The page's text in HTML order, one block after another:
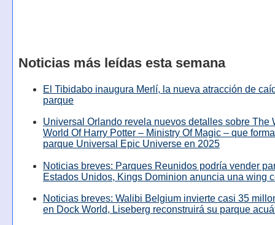
Noticias más leídas esta semana
El Tibidabo inaugura Merlí, la nueva atracción de
parque
Universal Orlando revela nuevos detalles sobre The
World Of Harry Potter – Ministry Of Magic – que
parque Universal Epic Universe en 2025
Noticias breves: Parques Reunidos podría vender
Estados Unidos, Kings Dominion anuncia una wing
Noticias breves: Walibi Belgium invierte casi 35
en Dock World, Liseberg reconstruirá su parque